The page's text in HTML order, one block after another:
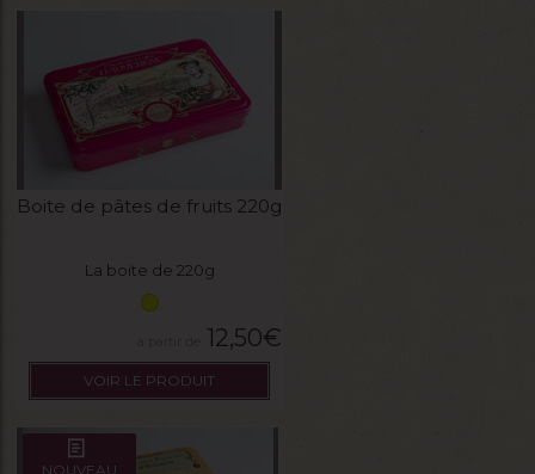
Boite de pâtes de fruits 220g
La boite de 220g
12,50€
VOIR LE PRODUIT
NOUVEAU